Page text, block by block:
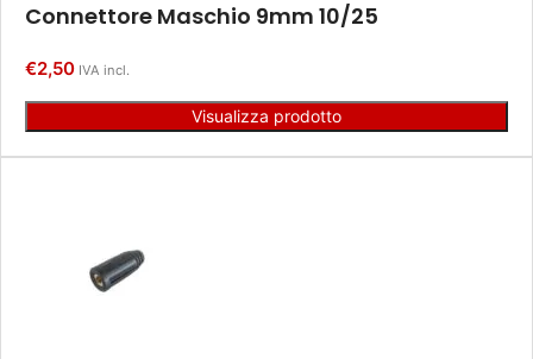
Connettore Maschio 9mm 10/25
€2,50 IVA incl.
Visualizza prodotto